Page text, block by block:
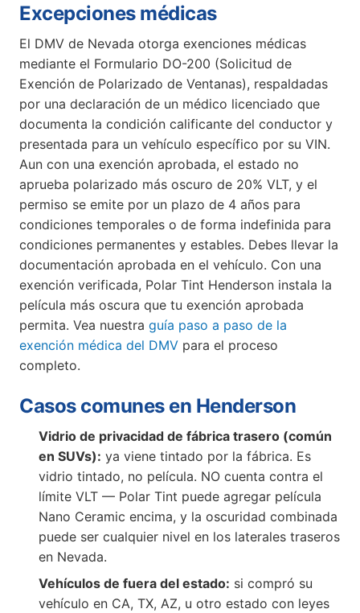
Excepciones médicas
El DMV de Nevada otorga exenciones médicas
mediante el Formulario DO-200 (Solicitud de
Exención de Polarizado de Ventanas), respaldadas
por una declaración de un médico licenciado que
documenta la condición calificante del conductor y
presentada para un vehículo específico por su VIN.
Aun con una exención aprobada, el estado no
aprueba polarizado más oscuro de 20% VLT, y el
permiso se emite por un plazo de 4 años para
condiciones temporales o de forma indefinida para
condiciones permanentes y estables. Debes llevar la
documentación aprobada en el vehículo. Con una
exención verificada, Polar Tint Henderson instala la
película más oscura que tu exención aprobada
permita. Vea nuestra guía paso a paso de la
exención médica del DMV para el proceso
completo.
Casos comunes en Henderson
Vidrio de privacidad de fábrica trasero (común
en SUVs): ya viene tintado por la fábrica. Es
vidrio tintado, no película. NO cuenta contra el
límite VLT — Polar Tint puede agregar película
Nano Ceramic encima, y la oscuridad combinada
puede ser cualquier nivel en los laterales traseros
en Nevada.
Vehículos de fuera del estado: si compró su
vehículo en CA, TX, AZ, u otro estado con leyes